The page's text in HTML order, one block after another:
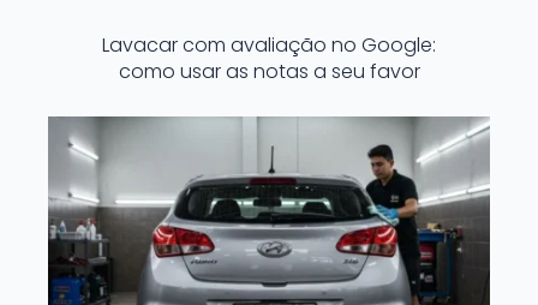
Lavacar com avaliação no Google:
como usar as notas a seu favor